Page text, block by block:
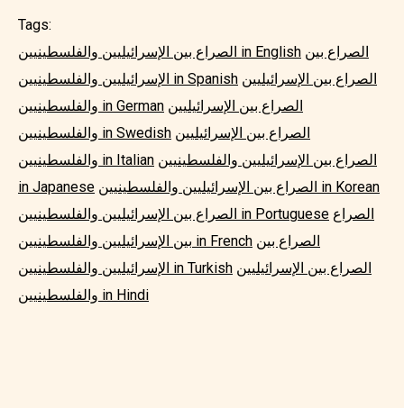
Tags:
الصراع بين الإسرائيليين والفلسطينيين in English الصراع بين
الإسرائيليين والفلسطينيين in Spanish الصراع بين الإسرائيليين
والفلسطينيين in German الصراع بين الإسرائيليين
والفلسطينيين in Swedish الصراع بين الإسرائيليين
والفلسطينيين in Italian الصراع بين الإسرائيليين والفلسطينيين
in Japanese
الصراع بين الإسرائيليين والفلسطينيين in Korean
الصراع بين الإسرائيليين والفلسطينيين in Portuguese الصراع
بين الإسرائيليين والفلسطينيين in French الصراع بين
الإسرائيليين والفلسطينيين in Turkish الصراع بين الإسرائيليين
والفلسطينيين in Hindi